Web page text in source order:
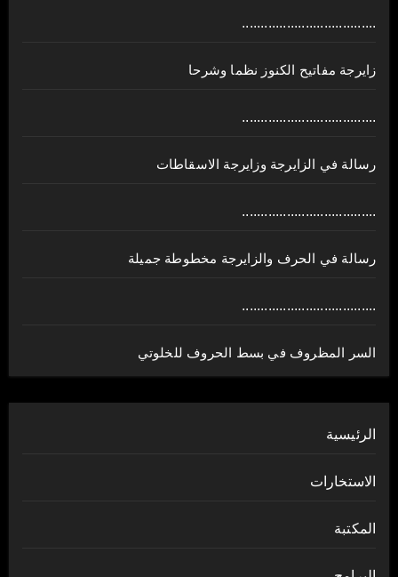
....................................
زايرجة مفاتيح الكنوز نظما وشرحا
....................................
رسالة في الزايرجة وزايرجة الاسقاطات
....................................
رسالة في الحرف والزايرجة مخطوطة جميلة
....................................
السر المظروف في بسط الحروف للخلوتي
الرئيسية
الاستخارات
المكتبة